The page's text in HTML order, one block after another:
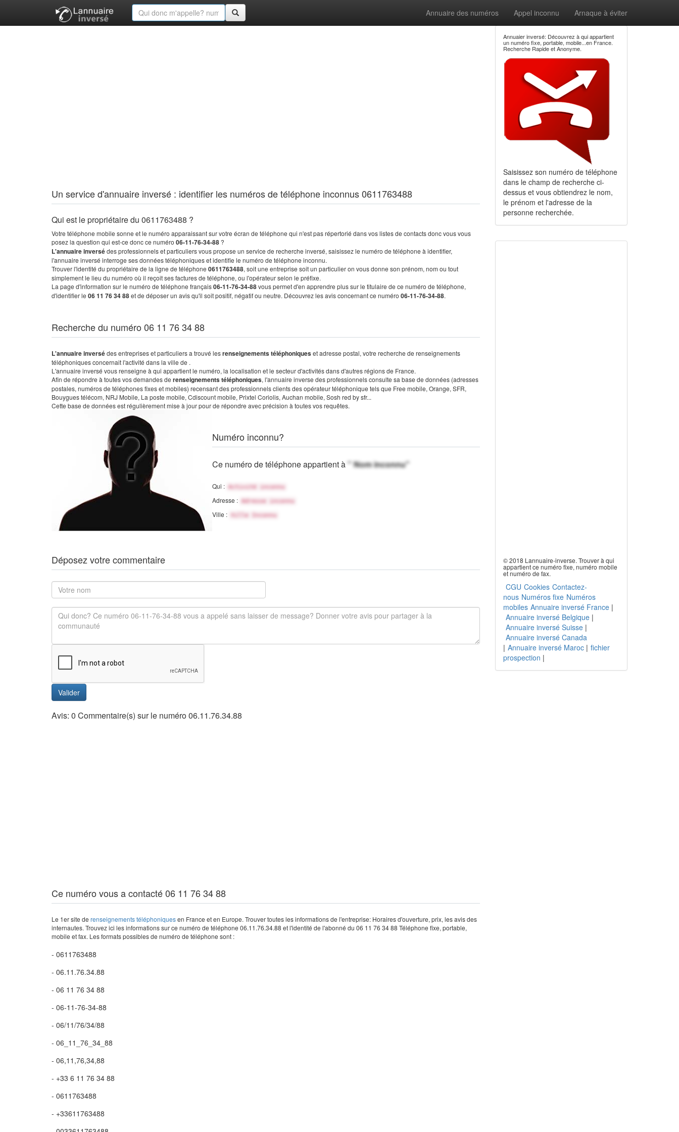
Annuaire des numéros Appel inconnu Arnaque à éviter
Un service d'annuaire inversé : identifier les numéros de téléphone inconnus 0611763488
Qui est le propriétaire du 0611763488 ?
Votre téléphone mobile sonne et le numéro apparaissant sur votre écran de téléphone qui n'est pas répertorié dans vos listes de contacts donc vous vous
posez la question qui est-ce donc ce numéro 06-11-76-34-88 ?
L'annuaire inversédes professionnels et particuliers vous propose un service de recherche inversé, saisissez le numéro de téléphone à identifier,
l'annuaire inversé interroge ses données téléphoniques et identifie le numéro de téléphone inconnu.
Trouver l'identité du propriétaire de la ligne de téléphone 0611763488, soit une entreprise soit un particulier on vous donne son prénom, nom ou tout
simplement le lieu du numéro où il reçoit ses factures de téléphone, ou l'opérateur selon le préfixe.
La page d'information sur le numéro de téléphone français06-11-76-34-88vous permet d'en apprendre plus sur le titulaire de ce numéro de téléphone,
d'identifier le 06 11 76 34 88et de déposer un avis qu'il soit positif, négatif ou neutre. Découvrez les avis concernant ce numéro 06-11-76-34-88.
Recherche du numéro 06 11 76 34 88
L'annuaire inversédes entreprises et particuliers a trouvé lesrenseignements téléphoniqueset adresse postal, votre recherche de renseignements
téléphoniques concernait l'activité dans la ville de .
L'annuaire inversé vous renseigne à qui appartient le numéro, la localisation et le secteur d'activités dans d'autres régions de France.
Afin de répondre à toutes vos demandes de renseignements téléphoniques, l'annuaire inverse des professionnels consulte sa base de données (adresses
postales, numéros de téléphones fixes et mobiles) recensant des professionnels clients des opérateur téléphonique tels que Free mobile, Orange, SFR,
Bouygues télécom, NRJ Mobile, La poste mobile, Cdiscount mobile, Prixtel Coriolis, Auchan mobile, Sosh red by sfr...
Cette base de données est régulièrement mise à jour pour de répondre avec précision à toutes vos requêtes.
Numéro inconnu?
Ce numéro de téléphone appartient à" Nom inconnu"
Qui : Activité inconnu
Adresse : Adresse inconnu
Ville : Ville Inconnu
Déposez votre commentaire
Valider
Avis: 0 Commentaire(s) sur le numéro 06.11.76.34.88
Ce numéro vous a contacté 06 11 76 34 88
Le 1er site de renseignements téléphoniquesen France et en Europe. Trouver toutes les informations de l'entreprise: Horaires d'ouverture, prix, les avis des
internautes. Trouvez ici les informations sur ce numéro de téléphone 06.11.76.34.88 et l'identité de l'abonné du 06 11 76 34 88 Téléphone fixe, portable,
mobile et fax. Les formats possibles de numéro de téléphone sont :
- 0611763488
- 06.11.76.34.88
- 06 11 76 34 88
- 06-11-76-34-88
- 06/11/76/34/88
- 06_11_76_34_88
- 06,11,76,34,88
- +33 6 11 76 34 88
- 0611763488
- +33611763488
Annuaier inversé: Découvrez à qui appartient
un numéro fixe, portable, mobile...en France.
Recherche Rapide et Anonyme.
Saisissez son numéro de téléphone
dans le champ de recherche ci-
dessus et vous obtiendrez le nom,
le prénom et l'adresse de la
personne recherchée.
© 2018 Lannuaire-inverse. Trouver à qui
appartient ce numéro fixe, numéro mobile
et numéro de fax.
CGU Cookies Contactez-
nous Numéros fixe Numéros
mobiles Annuaire inversé France|
Annuaire inversé Belgique|
Annuaire inversé Suisse|
Annuaire inversé Canada
| Annuaire inversé Maroc| fichier
prospection |